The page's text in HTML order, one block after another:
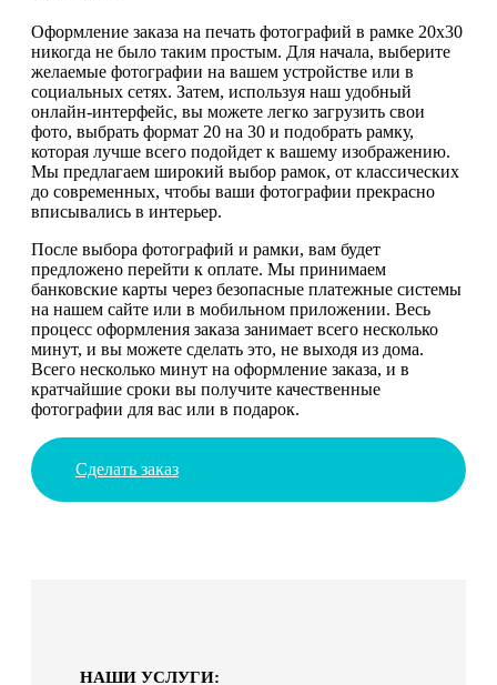
Оформление заказа на печать фотографий в рамке 20х30
никогда не было таким простым. Для начала, выберите
желаемые фотографии на вашем устройстве или в
социальных сетях. Затем, используя наш удобный
онлайн-интерфейс, вы можете легко загрузить свои
фото, выбрать формат 20 на 30 и подобрать рамку,
которая лучше всего подойдет к вашему изображению.
Мы предлагаем широкий выбор рамок, от классических
до современных, чтобы ваши фотографии прекрасно
вписывались в интерьер.
После выбора фотографий и рамки, вам будет
предложено перейти к оплате. Мы принимаем
банковские карты через безопасные платежные системы
на нашем сайте или в мобильном приложении. Весь
процесс оформления заказа занимает всего несколько
минут, и вы можете сделать это, не выходя из дома.
Всего несколько минут на оформление заказа, и в
кратчайшие сроки вы получите качественные
фотографии для вас или в подарок.
Сделать заказ
НАШИ УСЛУГИ: